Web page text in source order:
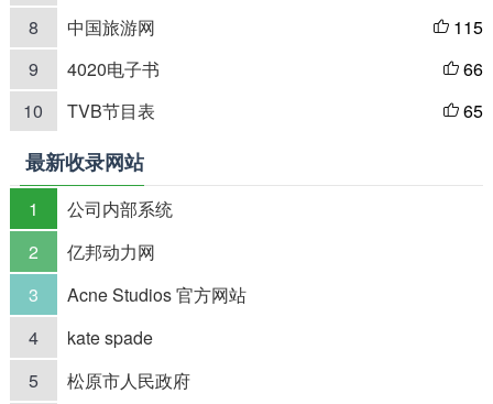
8
中国旅游网  115
9
4020电子书  66
10
TVB节目表  65
最新收录网站
1
公司内部系统
2
亿邦动力网
3
Acne Studios 官方网站
4
kate spade
5
松原市人民政府